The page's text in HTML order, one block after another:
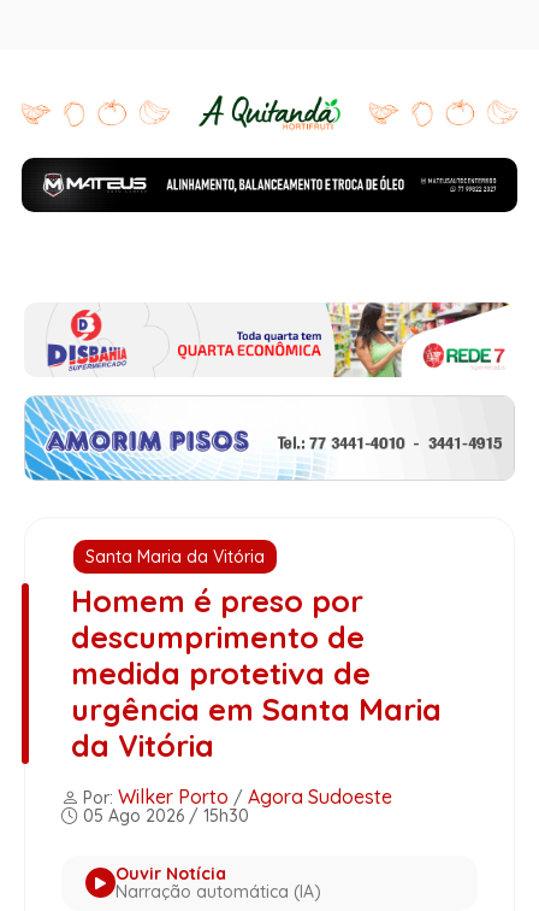
Santa Maria da Vitória
Homem é preso por
descumprimento de
medida protetiva de
urgência em Santa Maria
da Vitória
Por: Wilker Porto / Agora Sudoeste
05 Ago 2026 / 15h30
Ouvir Notícia
Narração automática (IA)